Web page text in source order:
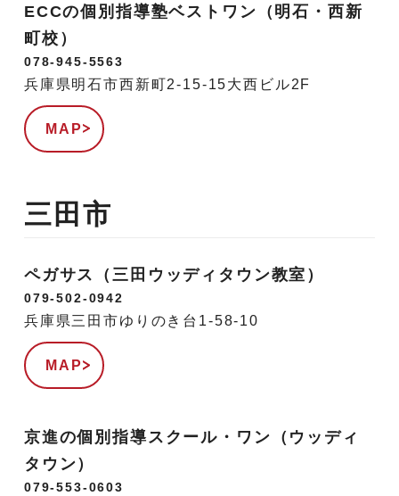
ECCの個別指導塾ベストワン（明石・西新
町校）
078-945-5563
兵庫県明石市西新町2-15-15大西ビル2F
MAP
三田市
ペガサス（三田ウッディタウン教室）
079-502-0942
兵庫県三田市ゆりのき台1-58-10
MAP
京進の個別指導スクール・ワン（ウッディ
タウン）
079-553-0603